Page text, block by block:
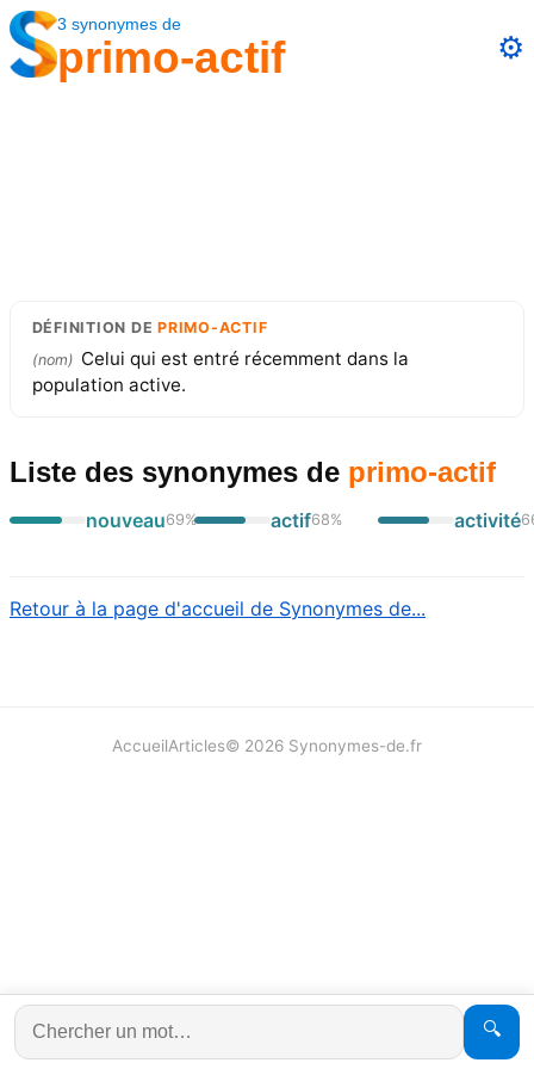
3 synonymes de
primo-actif ⚙️
DÉFINITION DEPRIMO-ACTIF
(nom) Celui qui est entré récemment dans la
population active.
Liste des synonymes de primo-actif
nouveau69% actif68% activité
Retour à la page d'accueil de Synonymes de...
🔍
AccueilArticles© 2026 Synonymes-de.fr